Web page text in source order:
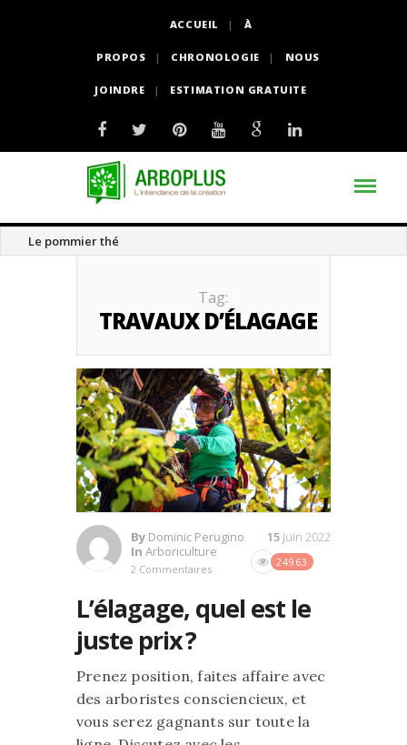
ACCUEIL À
PROPOS CHRONOLOGIE NOUS
JOINDRE ESTIMATION GRATUITE
Le pommier thé
Tag:
TRAVAUX D’ÉLAGAGE
By Dominic Perugino
In Arboriculture
2 Commentaires
24963
15 Juin 2022
L’élagage, quel est le
juste prix ?
Prenez position, faites affaire avec
des arboristes consciencieux, et
vous serez gagnants sur toute la